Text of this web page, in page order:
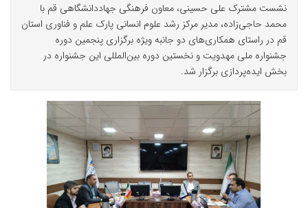
نشست مشترک علی حسینی، معاون فرهنگی جهاددانشگاهی قم با
محمد حاجی‌زاده، مدیر مرکز رشد علوم انسانی پارک علم و فناوری استان
قم در راستای همکاری‌های دو جانبه ویژه برگزاری پنجمین دوره
جشنواره ملی مهدویت و نخستین دوره بین‌المللی این جشنواره در
بخش ایده‌پردازی برگزار شد.